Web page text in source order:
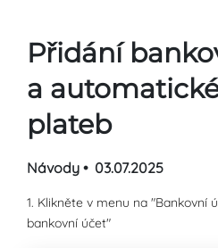
Přidání
a
plateb
Návody • 03.07.2025
1. Klikněte v menu na "Bankovní
bankovní účet"